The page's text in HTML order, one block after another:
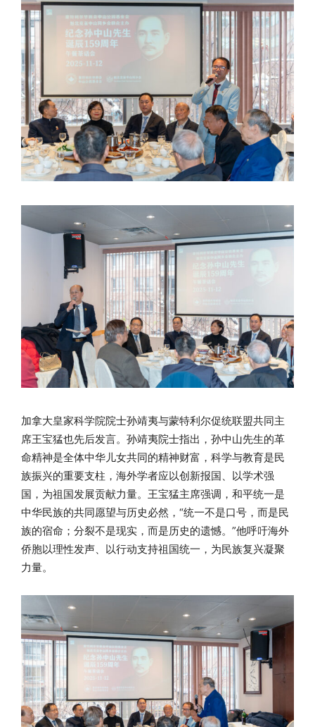
加拿大皇家科学院院士孙靖夷与蒙特利尔促统联盟共同主
席王宝猛也先后发言。孙靖夷院士指出，孙中山先生的革
命精神是全体中华儿女共同的精神财富，科学与教育是民
族振兴的重要支柱，海外学者应以创新报国、以学术强
国，为祖国发展贡献力量。王宝猛主席强调，和平统一是
中华民族的共同愿望与历史必然，“统一不是口号，而是民
族的宿命；分裂不是现实，而是历史的遗憾。”他呼吁海外
侨胞以理性发声、以行动支持祖国统一，为民族复兴凝聚
力量。